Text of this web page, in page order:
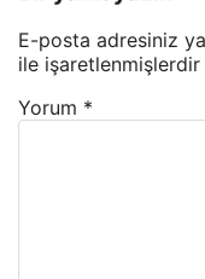
E-posta adresiniz
ile işaretlenmişlerdir
Yorum *